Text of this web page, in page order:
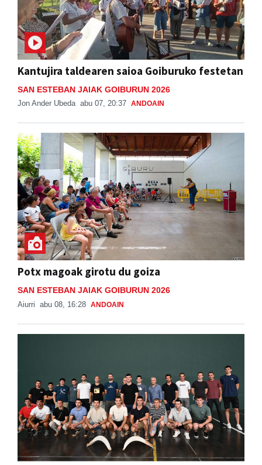
Kantujira taldearen saioa Goiburuko festetan
SAN ESTEBAN JAIAK GOIBURUN 2026
Jon Ander Ubeda abu 07, 20:37 ANDOAIN
Potx magoak girotu du goiza
SAN ESTEBAN JAIAK GOIBURUN 2026
Aiurri abu 08, 16:28 ANDOAIN